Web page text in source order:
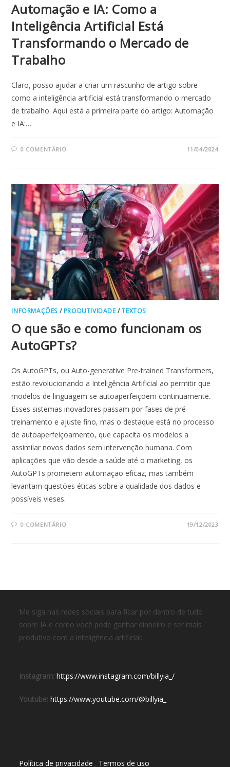
Automação e IA: Como a
Inteligência Artificial Está
Transformando o Mercado de
Trabalho
Claro, posso ajudar a criar um rascunho de artigo sobre
como a inteligência artificial está transformando o mercado
de trabalho. Aqui está a primeira parte do artigo: Automação
e IA:…
0 COMENTÁRIO 11/04/2024
INFORMAÇÕES / PRODUTIVIDADE/TEXTOS
O que são e como funcionam os
AutoGPTs?
Os AutoGPTs, ou Auto-generative Pre-trained Transformers,
estão revolucionando a Inteligência Artificial ao permitir que
modelos de linguagem se autoaperfeiçoem continuamente.
Esses sistemas inovadores passam por fases de pré-
treinamento e ajuste fino, mas o destaque está no processo
de autoaperfeiçoamento, que capacita os modelos a
assimilar novos dados sem intervenção humana. Com
aplicações que vão desde a saúde até o marketing, os
AutoGPTs prometem automação eficaz, mas também
levantam questões éticas sobre a qualidade dos dados e
possíveis vieses.
0 COMENTÁRIO 19/12/2023
Me siga nas redes sociais para ficar por dentro de tudo
sobre IA e como você pode ganhar dinheiro e ser mais
produtivo com a inteligência artificial:
Instagram: https://www.instagram.com/billyia_/
Youtube: https://www.youtube.com/@billyia_
Política de privacidade . Termos de uso